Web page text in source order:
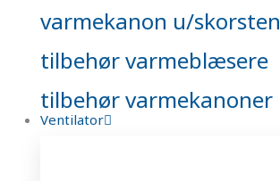
varmekanon u/skorsten
tilbehør varmeblæsere
tilbehør varmekanoner
Ventilator